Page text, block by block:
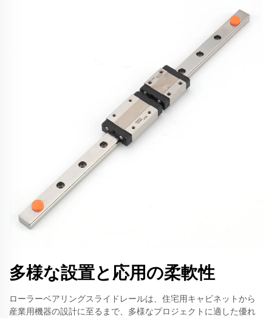
多様な設置と応用の柔軟性
ローラーベアリングスライドレールは、住宅用キャビネットから
産業用機器の設計に至るまで、多様なプロジェクトに適した優れ